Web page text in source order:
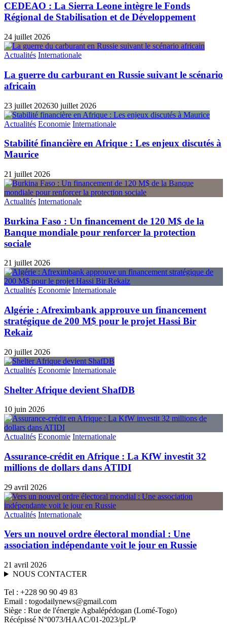
CEDEAO : La Sierra Leone intègre le Fonds
Régional de Stabilisation et de Développement
24 juillet 2026
Actualités Internationale
La guerre du carburant en Russie suivant le scénario
africain
23 juillet 202630 juillet 2026
Actualités Economie Internationale
Stabilité financière en Afrique : Les enjeux discutés à
Maurice
21 juillet 2026
Actualités Internationale
Burkina Faso : Un financement de 120 M$ de la
Banque mondiale pour renforcer la protection
sociale
21 juillet 2026
Actualités Economie Internationale
Algérie : Afreximbank approuve un financement
stratégique de 200 M$ pour le projet Hassi Bir
Rekaiz
20 juillet 2026
Actualités Economie Internationale
Shelter Afrique devient ShafDB
10 juin 2026
Actualités Economie Internationale
Assurance-crédit en Afrique : La KfW investit 32
millions de dollars dans ATIDI
29 avril 2026
Actualités Internationale
Vers un nouvel ordre électoral mondial : Une
association indépendante voit le jour en Russie
21 avril 2026
NOUS CONTACTER
Tel : +228 90 90 49 83
Email : togodailynews@gmail.com
Siège : Rue de l'énergie Agbalépédogan (Lomé-Togo)
Récépissé N°0073/HAAC/01-2023/pL/P